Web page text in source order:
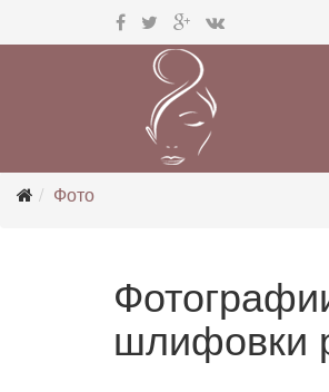
Фото
шлифовки